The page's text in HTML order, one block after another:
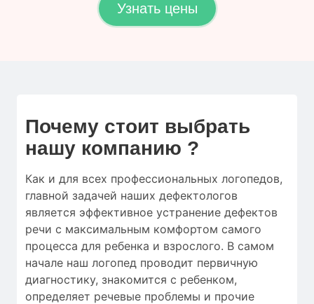
Узнать цены
Почему стоит выбрать
нашу компанию ?
Как и для всех профессиональных логопедов,
главной задачей наших дефектологов
является эффективное устранение дефектов
речи с максимальным комфортом самого
процесса для ребенка и взрослого. В самом
начале наш логопед проводит первичную
диагностику, знакомится с ребенком,
определяет речевые проблемы и прочие